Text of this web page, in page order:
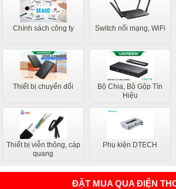
Chính sách công ty Switch nối mạng, WiFi
Thiết bị chuyển đổi
Bộ Chia, Bộ Gộp Tín
Hiệu
Thiết bị viễn thông, cáp
quang
Phụ kiện DTECH
ĐẶT MUA QUA ĐIỆN